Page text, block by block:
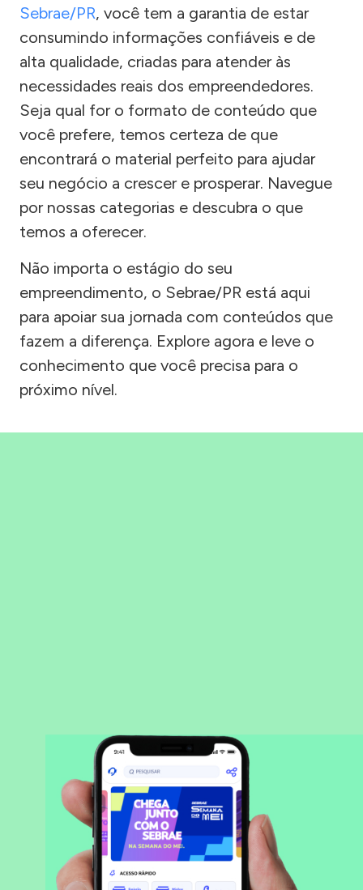
Sebrae/PR, você tem a garantia de estar
consumindo informações confiáveis e de
alta qualidade, criadas para atender às
necessidades reais dos empreendedores.
Seja qual for o formato de conteúdo que
você prefere, temos certeza de que
encontrará o material perfeito para ajudar
seu negócio a crescer e prosperar. Navegue
por nossas categorias e descubra o que
temos a oferecer.
Não importa o estágio do seu
empreendimento, o Sebrae/PR está aqui
para apoiar sua jornada com conteúdos que
fazem a diferença. Explore agora e leve o
conhecimento que você precisa para o
próximo nível.